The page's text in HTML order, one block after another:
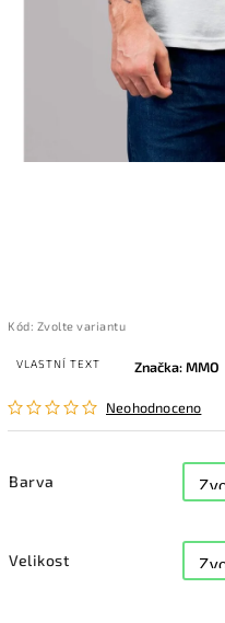
Kód: Zvolte variantu
VLASTNÍ TEXT
Neohodnoceno
Značka:MMO
Barva
Velikost